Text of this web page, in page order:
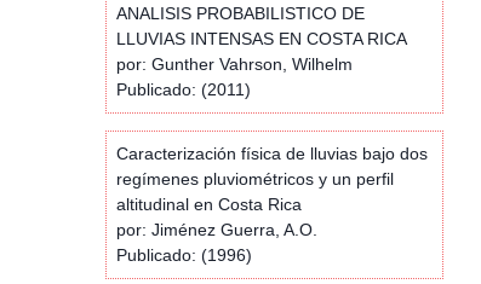
ANALISIS PROBABILISTICO DE
LLUVIAS INTENSAS EN COSTA RICA
por: Gunther Vahrson, Wilhelm
Publicado: (2011)
Caracterización física de lluvias bajo dos
regímenes pluviométricos y un perfil
altitudinal en Costa Rica
por: Jiménez Guerra, A.O.
Publicado: (1996)